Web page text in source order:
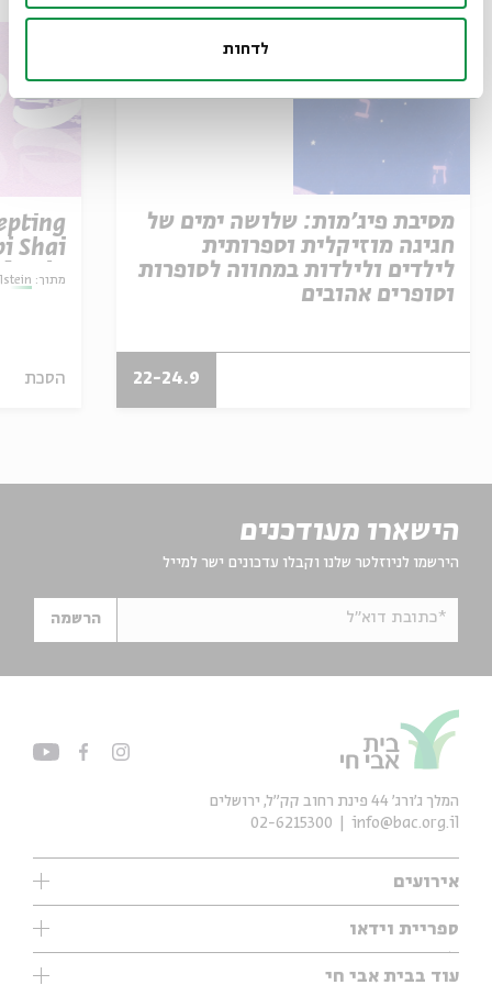
לדחות
מסיבת פיג'מות: שלושה ימים של
חגיגה מוזיקלית וספרותית
לילדים ולילדות במחווה לסופרות
וסופרים אהובים
22-24.9
Shai
מתוך:
הסכת
הישארו מעודכנים
הירשמו לניוזלטר שלנו וקבלו עדכונים ישר למייל
*כתובת דוא"ל הרשמה
אירועים
עיון
אנגלית
ספריית וידאו
ילדים
עוד בבית אבי חי
המלך ג'ורג' 44 פינת רחוב קק״ל, ירושלים
info@bac.org.il
02-6215300